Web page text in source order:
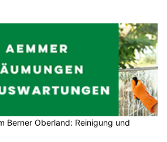
Berner Oberland: Reinigung und